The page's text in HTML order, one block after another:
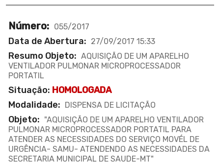
Número: 055/2017
Data de Abertura: 27/09/2017 15:33
Resumo Objeto: AQUISIÇÃO DE UM APARELHO
VENTILADOR PULMONAR MICROPROCESSADOR
PORTATIL
Situação: HOMOLOGADA
Modalidade: DISPENSA DE LICITAÇÃO
Objeto: "AQUISIÇÃO DE UM APARELHO VENTILADOR
PULMONAR MICROPROCESSADOR PORTATIL PARA
ATENDER AS NECESSIDADES DO SERVIÇO MOVÉL DE
URGÊNCIA- SAMU- ATENDENDO AS NECESSIDADES DA
SECRETARIA MUNICIPAL DE SAUDE-MT"